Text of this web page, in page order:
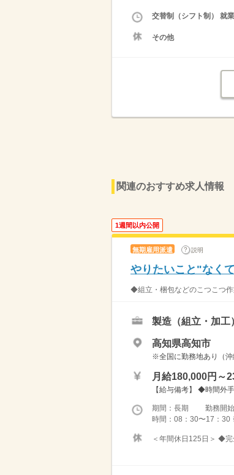
交替制（シフト制） 就
その他
関連のおすすめ求人情報
1週間以内公開
無期雇用派遣 説明
やりたいこと"なく
◆組立・梱包などのこつこつ
製造（組立・加工
高知県高知市
※全国に勤務地あり（
月給180,000円～
【給与備考】 ◆時間外
期間：長期 勤務開始
時間：08：30〜17：30
＜年間休日125日＞ ◆